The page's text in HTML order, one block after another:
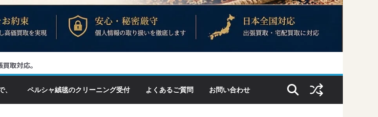
取対応。
ペルシャ絨毯のクリーニング受付 よくあるご質問 お問い合わせ